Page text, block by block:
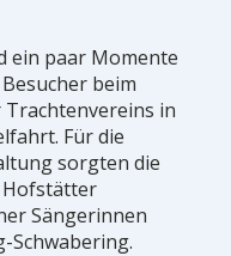
ein paar Momente
beim
in
Für die
sorgten die
Hofstätter
Sängerinnen
Schwabering.